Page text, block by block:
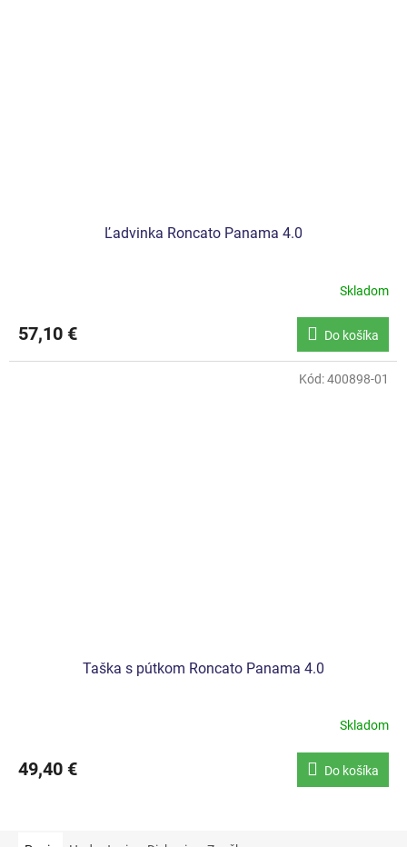
Ľadvinka Roncato Panama 4.0
Skladom
57,10 € Do košíka
Taška s pútkom Roncato Panama 4.0
Skladom
49,40 € Do košíka
Kód:400898-01